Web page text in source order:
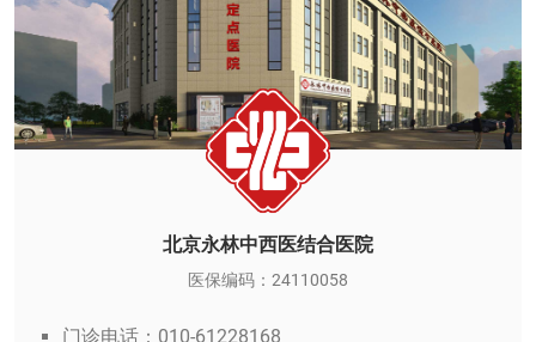
北京永林中西医结合医院
医保编码：24110058
门诊电话：010-61228168